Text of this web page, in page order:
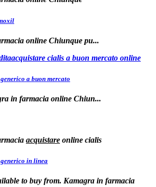
online Chiunque pu...
cialis a buon mercato online
a buon mercato
in farmacia online Chiun...
acquistare online cialis
in linea
to buy from. Kamagra in farmacia